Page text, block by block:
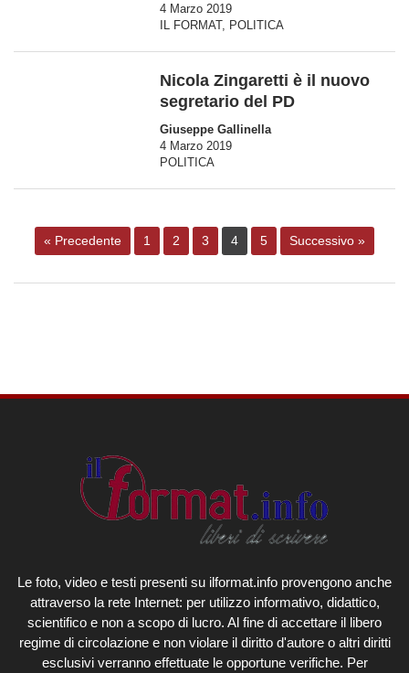
4 Marzo 2019
IL FORMAT, POLITICA
Nicola Zingaretti è il nuovo
segretario del PD
Giuseppe Gallinella
4 Marzo 2019
POLITICA
« Precedente 1 2 3 4 5 Successivo »
Le foto, video e testi presenti su ilformat.info provengono anche
attraverso la rete Internet: per utilizzo informativo, didattico,
scientifico e non a scopo di lucro. Al fine di accettare il libero
regime di circolazione e non violare il diritto d'autore o altri diritti
esclusivi verranno effettuate le opportune verifiche. Per